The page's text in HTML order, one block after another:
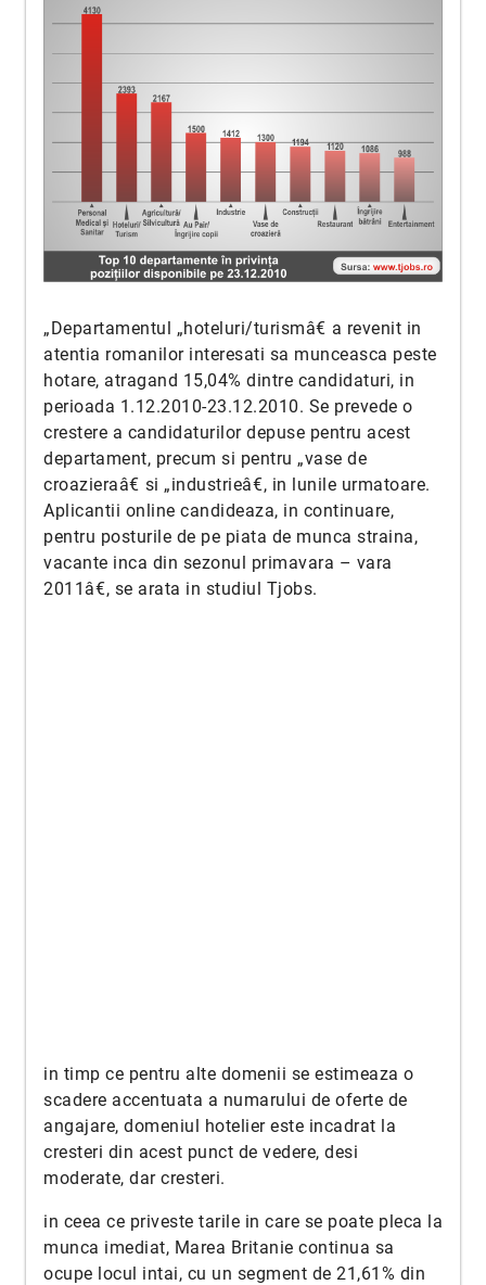
„Departamentul „hoteluri/turismâ€ a revenit in
atentia romanilor interesati sa munceasca peste
hotare, atragand 15,04% dintre candidaturi, in
perioada 1.12.2010-23.12.2010. Se prevede o
crestere a candidaturilor depuse pentru acest
departament, precum si pentru „vase de
croazieraâ€ si „industrieâ€, in lunile urmatoare.
Aplicantii online candideaza, in continuare,
pentru posturile de pe piata de munca straina,
vacante inca din sezonul primavara – vara
2011â€, se arata in studiul Tjobs.
in timp ce pentru alte domenii se estimeaza o
scadere accentuata a numarului de oferte de
angajare, domeniul hotelier este incadrat la
cresteri din acest punct de vedere, desi
moderate, dar cresteri.
in ceea ce priveste tarile in care se poate pleca la
munca imediat, Marea Britanie continua sa
ocupe locul intai, cu un segment de 21,61% din